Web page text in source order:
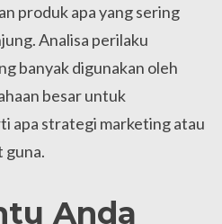
produk apa yang sering
Analisa perilaku
banyak digunakan oleh
besar untuk
apa strategi marketing atau
guna.
Anda